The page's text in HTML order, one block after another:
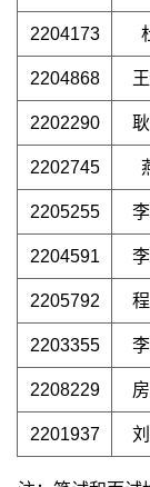
2204173
2204868
2202290
2202745
2205255
2204591
2205792
2203355
2208229
2201937